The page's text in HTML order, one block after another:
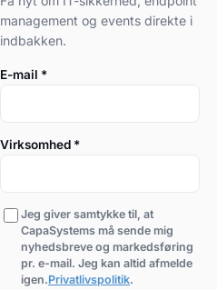
management og events direkte i
indbakken.
E-mail *
Virksomhed *
Jeg giver samtykke til, at
CapaSystems må sende mig
nyhedsbreve og markedsføring
pr. e-mail. Jeg kan altid afmelde
igen.Privatlivspolitik.